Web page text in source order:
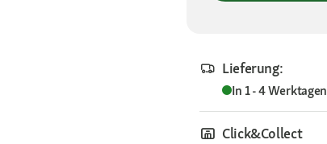
Lieferung:
In 1 - 4 Werktagen
Click&Collect